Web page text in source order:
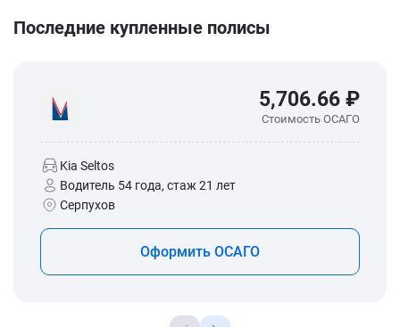
Последние купленные полисы
5,706.66 ₽
Стоимость ОСАГО
Kia Seltos
Водитель 54 года, стаж 21 лет
Серпухов
Оформить ОСАГО